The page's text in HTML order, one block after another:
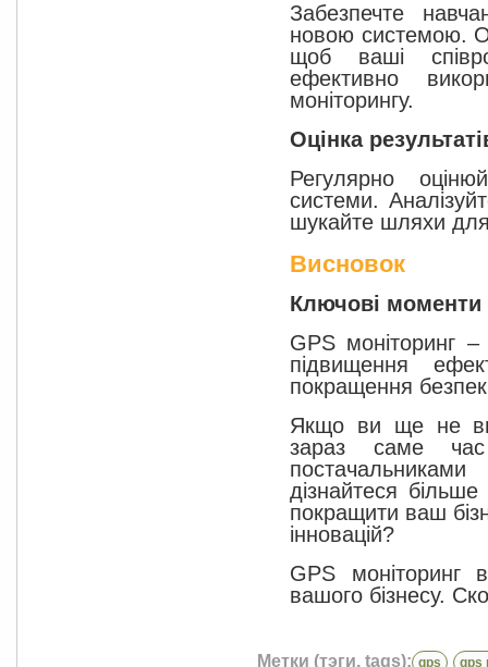
Забезпечте
новою системою.
щоб ваші
ефективно
моніторингу.
Оцінка
Регулярно
системи.
шукайте шляхи
Висновок
Ключові моменти
GPS моніторинг
підвищення
покращення
Якщо ви ще не
зараз саме
дізнайтеся
покращити ваш
інновацій?
GPS моніторинг
вашого бізнесу.
Метки (тэги, tags): gps gps